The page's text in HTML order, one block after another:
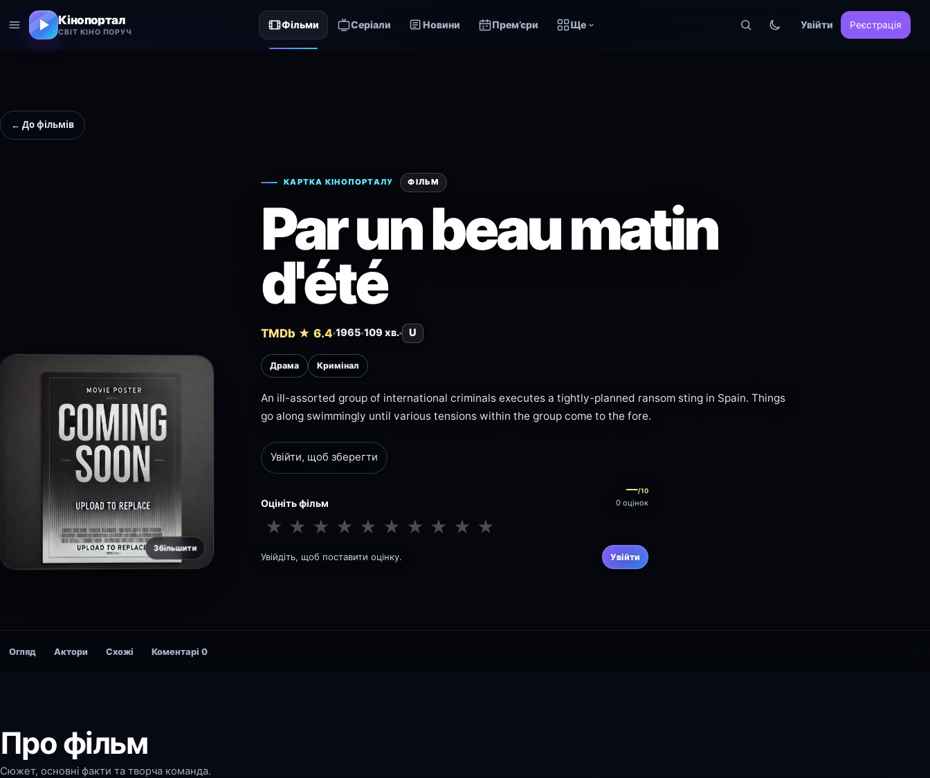
Кінопортал
СВІТ КІНО ПОРУЧ
Фільми Серіали Новини Прем’єри Ще Увійти Реєстрація
← До фільмів
Збільшити
КАРТКА КІНОПОРТАЛУ ФІЛЬМ
Par un beau matin
d'été
TMDb ★ 6.4 1965 109 хв. U
Драма Кримінал
An ill-assorted group of international criminals executes a tightly-planned ransom sting in Spain. Things
go along swimmingly until various tensions within the group come to the fore.
Увійти, щоб зберегти
Оцініть фільм
—/10
0 оцінок
★ ★ ★ ★ ★ ★ ★ ★ ★ ★
Увійдіть, щоб поставити оцінку. Увійти
Огляд Актори Схожі Коментарі 0
Про фільм
Сюжет, основні факти та творча команда.